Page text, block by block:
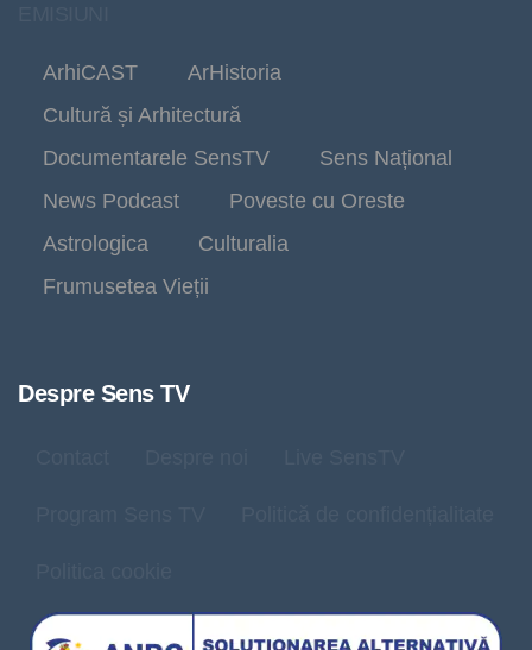
ArhiCAST
ArHistoria
Cultură și Arhitectură
Documentarele SensTV
Sens Național
News Podcast
Poveste cu Oreste
Astrologica
Culturalia
Frumusetea Vieții
Despre Sens TV